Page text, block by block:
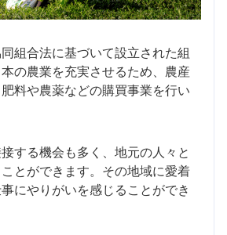
組合法に基づいて設立された組
の農業を充実させるため、農産
料や農薬などの購買事業を行い
する機会も多く、地元の人々と
とができます。その地域に愛着
にやりがいを感じることができ